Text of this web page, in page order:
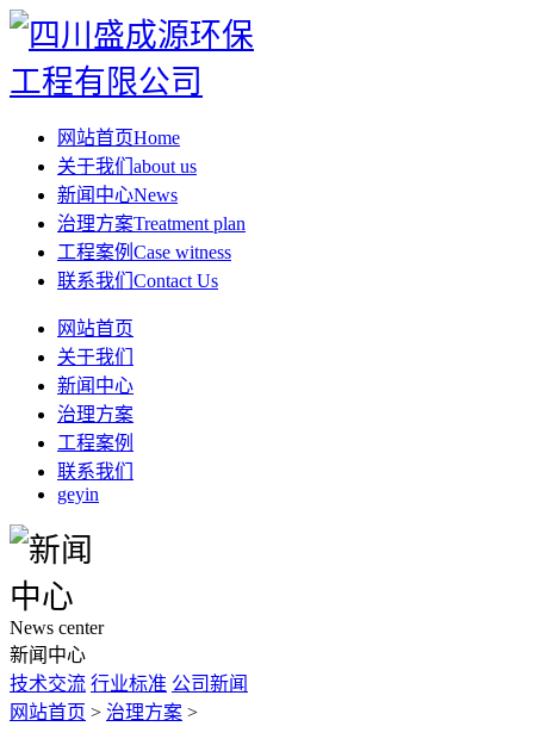
网站首页Home
关于我们 about us
新闻中心News
治理方案Treatment plan
工程案例 Case witness
联系我们 Contact Us
网站首页
关于我们
新闻中心
治理方案
工程案例
联系我们
geyin
News center
新闻中心
技术交流 行业标准 公司新闻
网站首页 > 治理方案 >